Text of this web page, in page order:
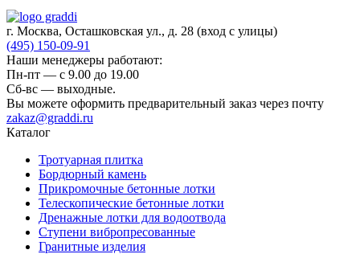
г. Москва, Осташковская ул., д. 28 (вход с улицы)
(495) 150-09-91
Наши менеджеры работают:
Пн-пт — c 9.00 до 19.00
Сб-вс — выходные.
Вы можете оформить предварительный заказ через почту
zakaz@graddi.ru
Каталог
Тротуарная плитка
Бордюрный камень
Прикромочные бетонные лотки
Телескопические бетонные лотки
Дренажные лотки для водоотвода
Ступени вибропресованные
Гранитные изделия